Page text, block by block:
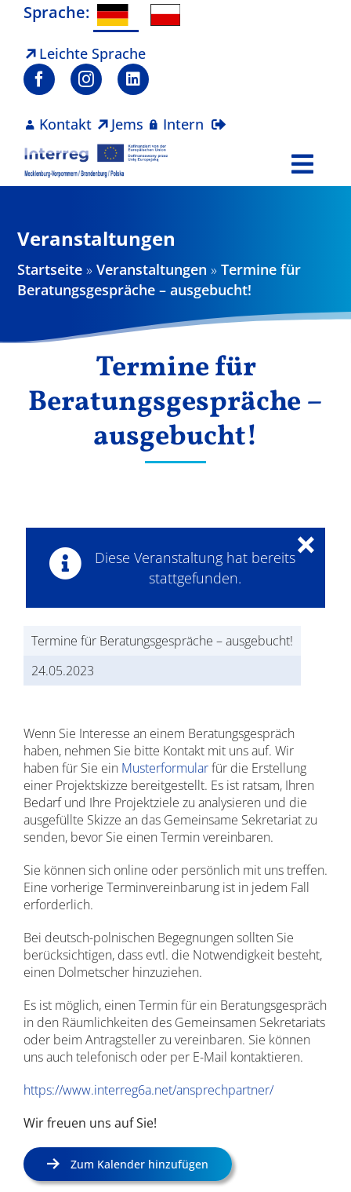
Zum
springen
Sprache:
Leichte Sprache
Kontakt Jems Intern
Projekte
Ergebnisse
Veranstaltungen
Startseite »Veranstaltungen »Termine für
Beratungsgespräche – ausgebucht!
Termine für
Beratungsgespräche –
ausgebucht!
Diese Veranstaltung hat bereits
stattgefunden.
×
Termine für Beratungsgespräche – ausgebucht!
24.05.2023
Wenn Sie Interesse an einem Beratungsgespräch
haben, nehmen Sie bitte Kontakt mit uns auf. Wir
haben für Sie ein Musterformularfür die Erstellung
einer Projektskizze bereitgestellt. Es ist ratsam, Ihren
Bedarf und Ihre Projektziele zu analysieren und die
ausgefüllte Skizze an das Gemeinsame Sekretariat zu
senden, bevor Sie einen Termin vereinbaren.
Sie können sich online oder persönlich mit uns treffen.
Eine vorherige Terminvereinbarung ist in jedem Fall
erforderlich.
Bei deutsch-polnischen Begegnungen sollten Sie
berücksichtigen, dass evtl. die Notwendigkeit besteht,
einen Dolmetscher hinzuziehen.
Es ist möglich, einen Termin für ein Beratungsgespräch
in den Räumlichkeiten des Gemeinsamen Sekretariats
oder beim Antragsteller zu vereinbaren. Sie können
uns auch telefonisch oder per E-Mail kontaktieren.
https://www.interreg6a.net/ansprechpartner/
Wir freuen uns auf Sie!
Zum Kalender hinzufügen